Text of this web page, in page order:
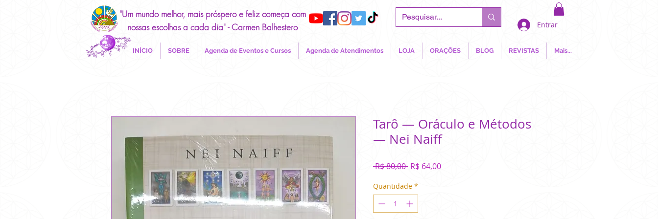
"Um mundo melhor, mais próspero e feliz começa com
nossas escolhas a cada dia" - Carmen Balhestero
Entrar
INÍCIO SOBRE Agenda de Eventos e Cursos Agenda de Atendimentos LOJA ORAÇÕES BLOG REVISTAS Mais...
Tarô — Oráculo e Métodos
— Nei Naiff
R$ 80,00 Preço
R$ 64,00Preço
Quantidade *